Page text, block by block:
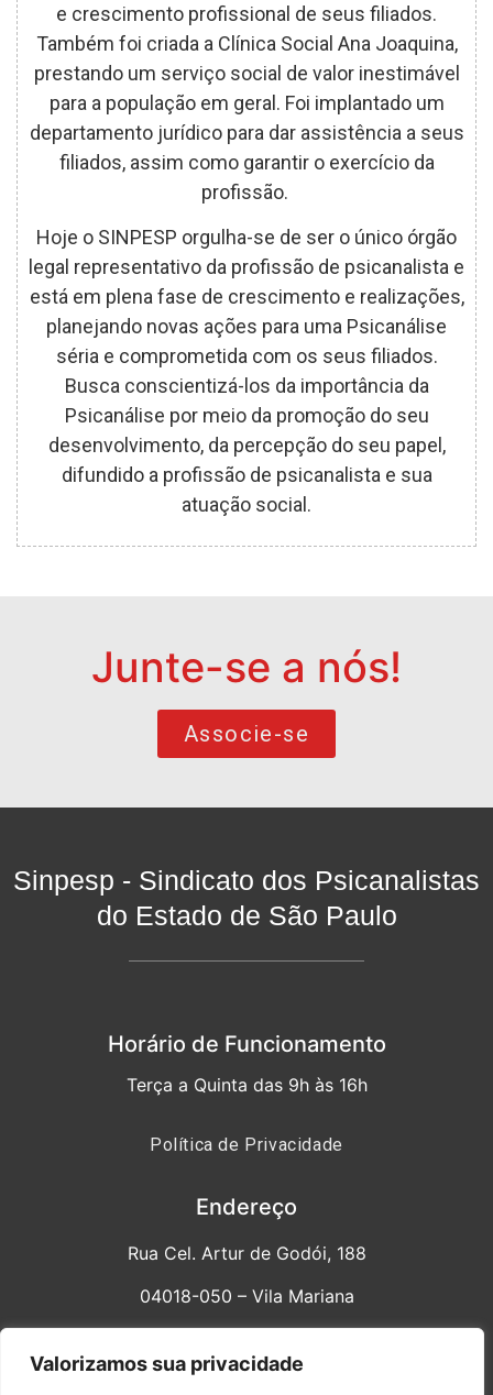
Valorizamos sua privacidade
e crescimento profissional de seus filiados.
Também foi criada a Clínica Social Ana Joaquina,
prestando um serviço social de valor inestimável
para a população em geral. Foi implantado um
departamento jurídico para dar assistência a seus
filiados, assim como garantir o exercício da
profissão.
Hoje o SINPESP orgulha-se de ser o único órgão
legal representativo da profissão de psicanalista e
está em plena fase de crescimento e realizações,
planejando novas ações para uma Psicanálise
séria e comprometida com os seus filiados.
Busca conscientizá-los da importância da
Psicanálise por meio da promoção do seu
desenvolvimento, da percepção do seu papel,
difundido a profissão de psicanalista e sua
atuação social.
Junte-se a nós!
Associe-se
Sinpesp - Sindicato dos Psicanalistas
do Estado de São Paulo
Horário de Funcionamento
Terça a Quinta das 9h às 16h
Política de Privacidade
Endereço
Rua Cel. Artur de Godói, 188
04018-050 – Vila Mariana
Fone/WhatsApp: 11 94298.8918